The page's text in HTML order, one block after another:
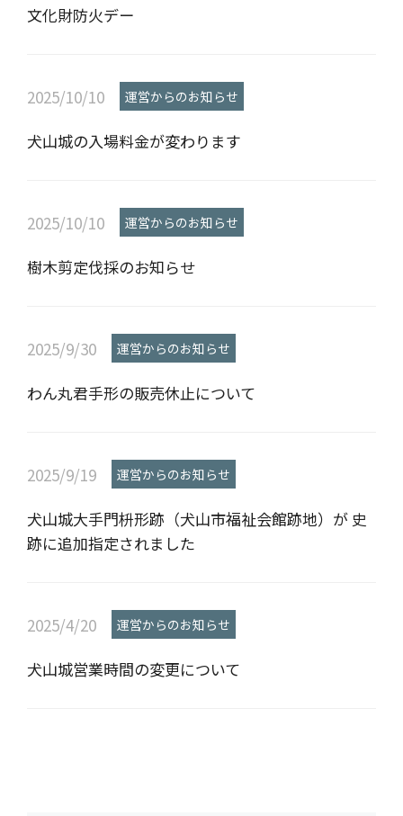
文化財防火デー
2025/10/10 運営からのお知らせ
犬山城の入場料金が変わります
2025/10/10 運営からのお知らせ
樹木剪定伐採のお知らせ
2025/9/30 運営からのお知らせ
わん丸君手形の販売休止について
2025/9/19 運営からのお知らせ
犬山城大手門枡形跡（犬山市福祉会館跡地）が 史
跡に追加指定されました
2025/4/20 運営からのお知らせ
犬山城営業時間の変更について